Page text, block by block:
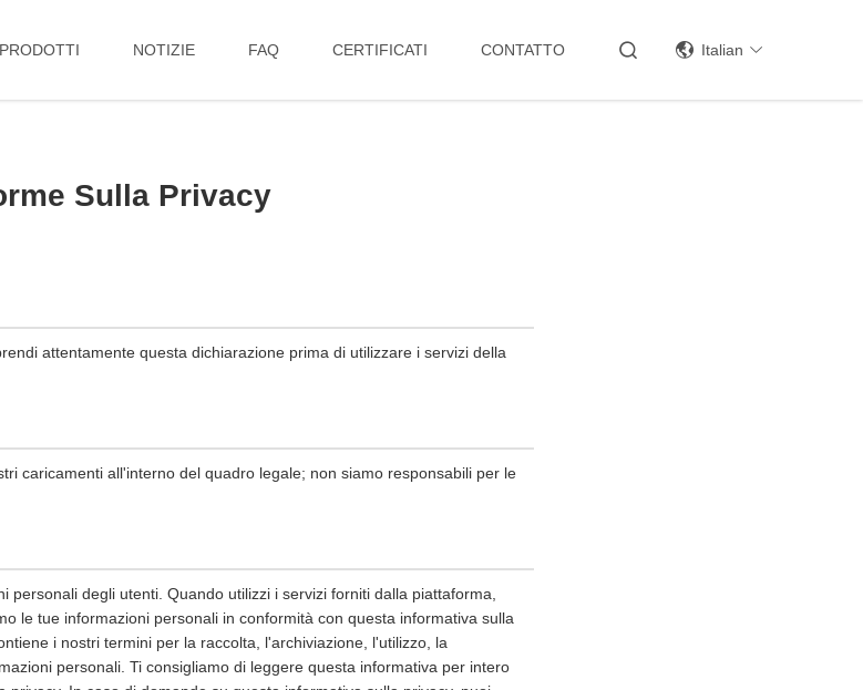
PRODOTTI NOTIZIE FAQ CERTIFICATI CONTATTO Italian
Sulla Privacy
attentamente questa dichiarazione prima di utilizzare i servizi della
caricamenti all'interno del quadro legale; non siamo responsabili per le
personali degli utenti. Quando utilizzi i servizi forniti dalla piattaforma,
le tue informazioni personali in conformità con questa informativa sulla
i nostri termini per la raccolta, l'archiviazione, l'utilizzo, la
personali. Ti consigliamo di leggere questa informativa per intero